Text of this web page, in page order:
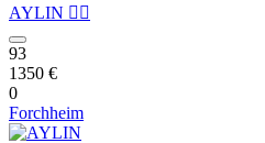
AYLIN ❤️‍🔥
93
1350 €
0
Forchheim